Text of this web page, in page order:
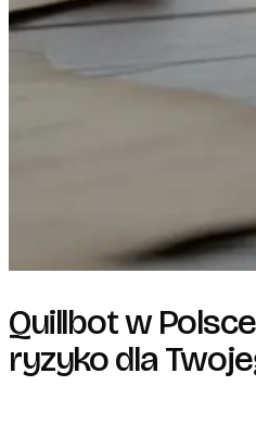
Quillbot w
ryzyko dla